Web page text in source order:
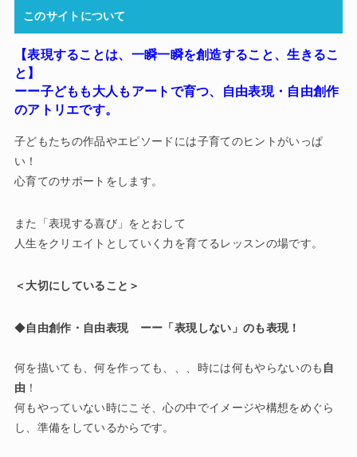
このサイトについて
【表現することは、一瞬一瞬を創造すること、生きるこ
と】
ーー子どもも大人もアートで育つ、
自由表現・自由創作
のアトリエです。
子どもたちの作品やエピソードには子育てのヒントがいっぱ
い！
心育てのサポートをします。
また「表現する喜び」をとおして
人生をクリエイトとしていく力を育てるレッスンの場です。
＜大切にしていること＞
◆自由創作・自由表現 ーー「表現しない」のも表現！
何を描いても、何を作っても、、、時には何もやらないのも 自
由 ！
何もやっていない時にこそ、心の中でイメージや構想をめぐら
し、準備をしているからです。